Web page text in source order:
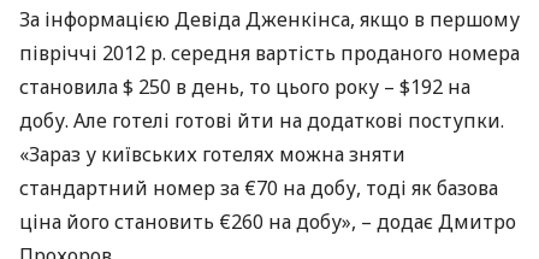
За інформацією Девіда Дженкінса, якщо в першому
півріччі 2012 р. середня вартість проданого номера
становила $ 250 в день, то цього року – $192 на
добу. Але готелі готові йти на додаткові поступки.
«Зараз у київських готелях можна зняти
стандартний номер за €70 на добу, тоді як базова
ціна його становить €260 на добу», – додає Дмитро